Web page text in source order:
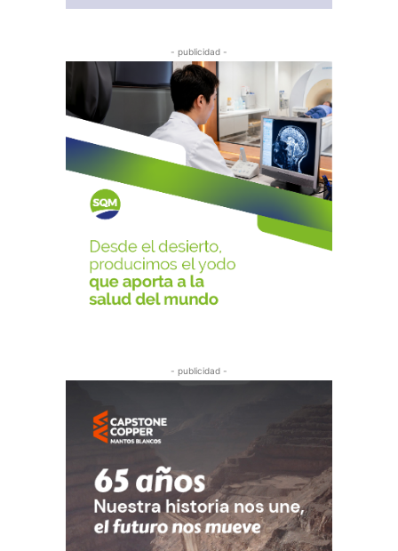
- publicidad -
- publicidad -